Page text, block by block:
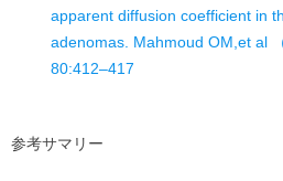
apparent diffusion coefficient in
adenomas. Mahmoud OM,et al
80:412–417
参考サマリー